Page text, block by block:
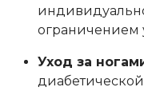
ограничением
Уход за